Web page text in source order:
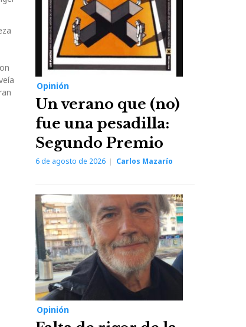
Opinión
Un verano que (no)
fue una pesadilla:
Segundo Premio
6 de agosto de 2026 Carlos Mazarío
Opinión